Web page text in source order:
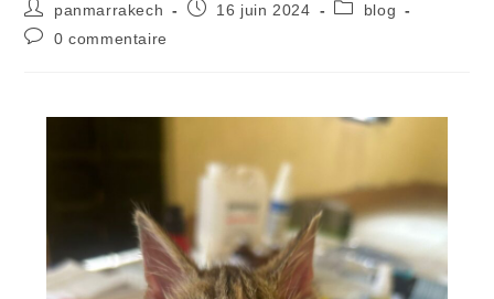
panmarrakech 16 juin 2024
blog
0 commentaire